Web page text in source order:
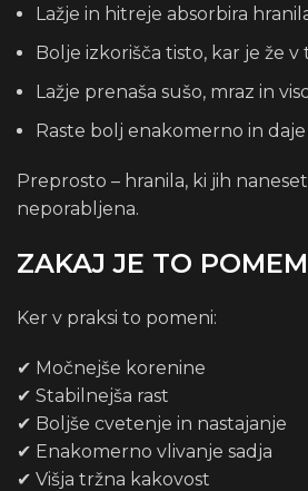
Lažje in hitreje absorbira
Bolje izkorišča tisto, kar je že v
Lažje prenaša sušo, mraz in
Raste bolj enakomerno in
Preprosto – hranila, ki jih
neporabljena.
ZAKAJ JE TO
Ker v praksi to pomeni:
✔ Močnejše korenine
✔ Stabilnejša rast
✔ Boljše cvetenje in nastajanje
✔ Enakomerno vlivanje sadja
✔ Višja tržna kakovost